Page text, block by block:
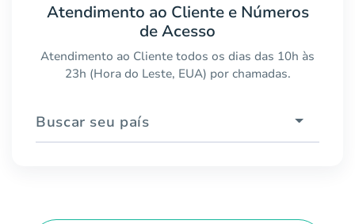
Atendimento ao Cliente e Números
de Acesso
Atendimento ao Cliente todos os dias das 10h às
23h (Hora do Leste, EUA) por chamadas.
Buscar seu país